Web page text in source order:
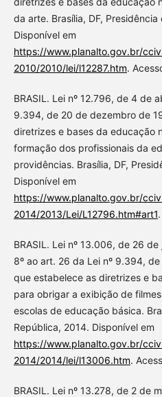
da arte. Brasília, DF,
Disponível em
https://www.planalto.gov.br/
2010/2010/lei/l12287.htm.
BRASIL. Lei nº 12.796, de 4 de
9.394, de 20 de dezembro de
diretrizes e bases da educação
formação dos profissionais da
providências. Brasília, DF,
Disponível em
https://www.planalto.gov.br/
2014/2013/Lei/L12796.htm#art1
BRASIL. Lei nº 13.006, de 26
8º ao art. 26 da Lei nº 9.394,
que estabelece as diretrizes e
para obrigar a exibição de
escolas de educação básica.
República, 2014. Disponível em
https://www.planalto.gov.br/
2014/2014/lei/l13006.htm.
BRASIL. Lei nº 13.278, de 2 de